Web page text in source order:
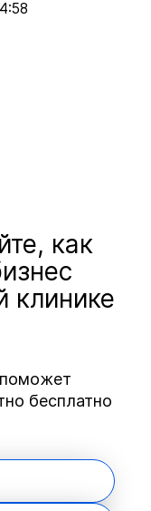
как
клинике
бесплатно